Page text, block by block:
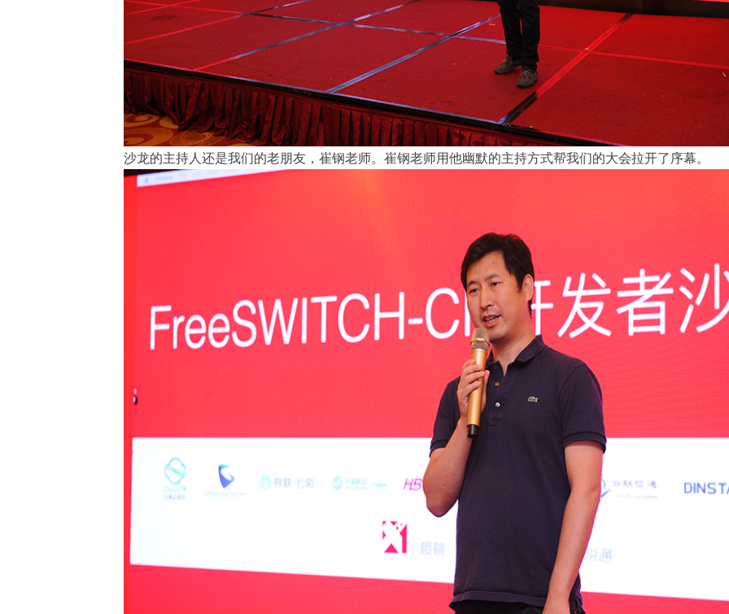
沙龙的主持人还是我们的老朋友，崔钢老师。崔钢老师用他幽默的主持方式帮我们的大会拉开了序幕。